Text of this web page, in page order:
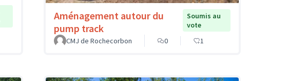
Aménagement autour du
pump track
Soumis au
vote
CMJ de Rochecorbon
0 1